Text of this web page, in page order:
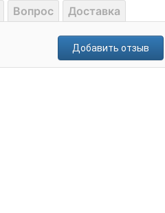
Вопрос Доставка
Добавить отзыв